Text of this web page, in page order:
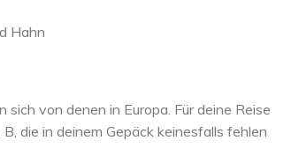
Hahn
von denen in Europa. Für deine Reise
die in deinem Gepäck keinesfalls fehlen